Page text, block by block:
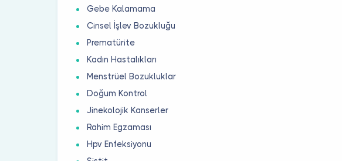
Gebe Kalamama
Cinsel İşlev Bozukluğu
Prematürite
Kadın Hastalıkları
Menstrüel Bozukluklar
Doğum Kontrol
Jinekolojik Kanserler
Rahim Egzaması
Hpv Enfeksiyonu